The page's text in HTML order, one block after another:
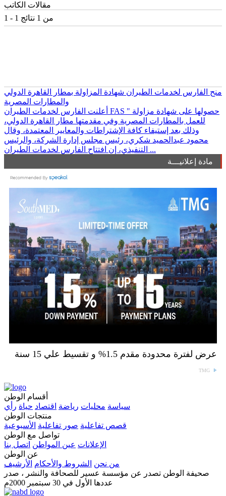
مقالات الكاتب
1 - 1 من 1 نتائج
منح الفارس لخدمات الطيران شهادة المزاولة بمطار القاهرة الدولي
والمطارات المصرية
أعلنت الفارس لخدمات الطيران FAS " حصولها على شهادة مزاولة
للعمل بالمطارات المصرية وفي مقدمتها مطار القاهرة الدولي،
وذلك بعد إستيفاء كافة الإشتراطات والمعايير المعتمدة، وقال
محمود عبدالحميد شكري، رئيس مجلس إدارة الشركة، والرئيس
التنفيذي، إن افتتاح الفارس لخدمات الطيران ...
مادة إعلانيـــة
عرض لفترة محدودة مقدم 1.5% و تقسيط علي 15 سنة
TMG
أقسام الوطن
سياسة محليات رياضة اقتصاد حياة رأي
منتجات الوطن
قصص تفاعلية صور تفاعلية الأسبوعية
تواصل مع الوطن
الإعلانات عين المواطن اتصل بنا
عن الوطن
من نحن الشروط والأحكام الأرشيف
صحيفة الوطن تصدر عن مؤسسة عسير للصحافة والنشر ، صدر
عددها الأول في 30 سبتمبر 2000م